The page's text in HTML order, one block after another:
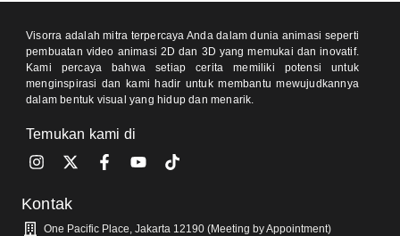
Visorra adalah mitra terpercaya Anda dalam dunia animasi seperti
pembuatan video animasi 2D dan 3D yang memukai dan inovatif.
Kami percaya bahwa setiap cerita memiliki potensi untuk
menginspirasi dan kami hadir untuk membantu mewujudkannya
dalam bentuk visual yang hidup dan menarik.
Temukan kami di
Kontak
One Pacific Place, Jakarta 12190 (Meeting by Appointment)